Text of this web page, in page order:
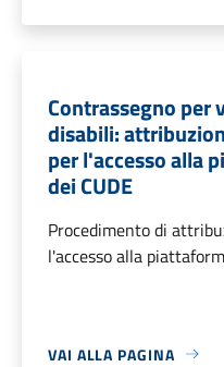
Contrassegno per
disabili:
per l'accesso alla
dei CUDE
Procedimento di
l'accesso alla
VAI ALLA PAGINA